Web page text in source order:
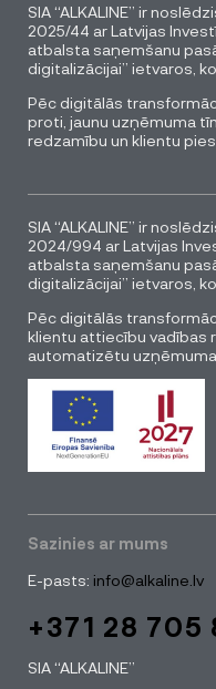
SIA “ALKALINE” ir
2025/44 ar Latvijas
atbalsta saņemšanu
digitalizācijai” ietvaros,
Pēc digitālās
proti, jaunu uzņēmuma
redzamību un klientu
SIA “ALKALINE” ir
2024/994 ar Latvijas
atbalsta saņemšanu
digitalizācijai” ietvaros,
Pēc digitālās
klientu attiecību vadības
automatizētu
Sazinies ar mums
E-pasts: info@alkaline.lv
+371 28 705
SIA “ALKALINE”